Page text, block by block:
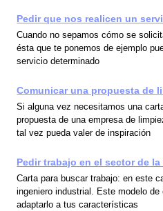
Pedir que nos realicen un
Cuando no sepamos cómo se
ésta que te ponemos de ejemplo
servicio determinado
Comunicar una propuesta de
Si alguna vez necesitamos una
propuesta de una empresa de
tal vez pueda valer de inspiración
Pedir trabajo en el sector de
Carta para buscar trabajo: en este
ingeniero industrial. Este modelo
adaptarlo a tus características